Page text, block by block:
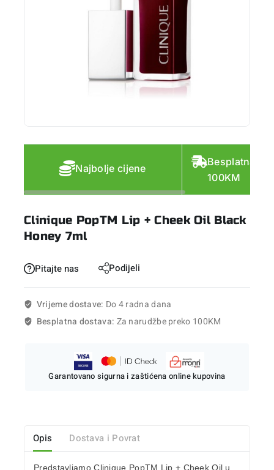
Najbolje cijene
Besplatna
100KM
Clinique PopTM Lip + Cheek Oil Black
Honey 7ml
Pitajte nas Podijeli
Vrijeme dostave: Do 4 radna dana
Besplatna dostava: Za narudžbe preko 100KM
Garantovano sigurna i zaštićena online kupovina
Opis Dostava i Povrat
Predstavljamo Clinique PopTM Lip + Cheek Oil u